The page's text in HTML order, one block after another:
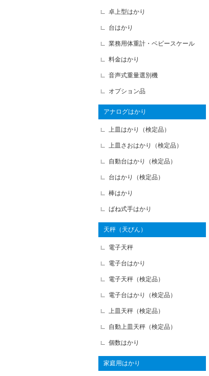
卓上型はかり
台はかり
業務用体重計・ベビースケール
料金はかり
音声式重量選別機
オプション品
アナログはかり
上皿はかり（検定品）
上皿さおはかり（検定品）
自動台はかり（検定品）
台はかり（検定品）
棒はかり
ばね式手はかり
天秤（天びん）
電子天秤
電子台はかり
電子天秤（検定品）
電子台はかり（検定品）
上皿天秤（検定品）
自動上皿天秤（検定品）
個数はかり
家庭用はかり